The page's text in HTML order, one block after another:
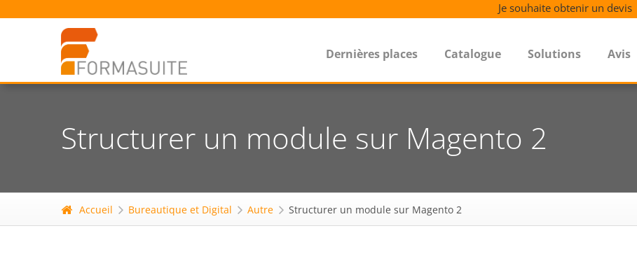
Je souhaite obtenir un devis
Dernières places Catalogue Solutions Avis
Structurer un module sur Magento 2
Accueil Bureautique et Digital Autre Structurer un module sur Magento 2